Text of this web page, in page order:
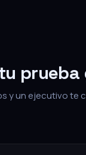
y un ejecutivo te